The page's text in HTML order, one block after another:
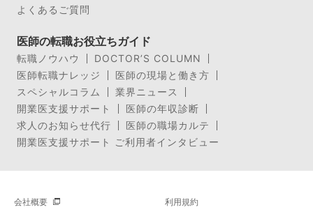
よくあるご質問
医師の転職お役立ちガイド
転職ノウハウ
DOCTOR’S COLUMN
医師転職ナレッジ
医師の現場と働き方
スペシャルコラム
業界ニュース
開業医支援サポート
医師の年収診断
求人のお知らせ代行
医師の職場カルテ
開業医支援サポート ご利用者インタビュー
会社概要 利用規約